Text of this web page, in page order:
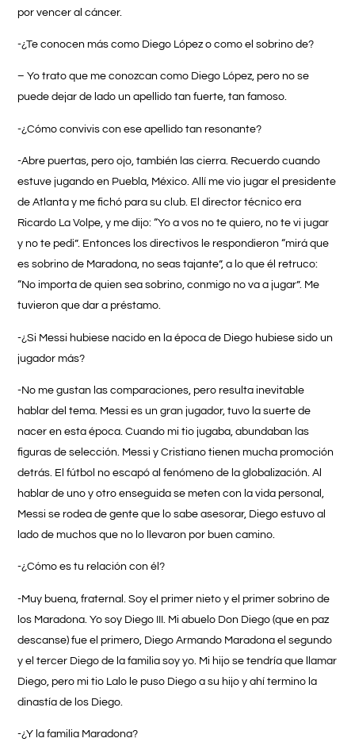
por vencer al cáncer.
-¿Te conocen más como Diego López o como el sobrino de?
– Yo trato que me conozcan como Diego López, pero no se
puede dejar de lado un apellido tan fuerte, tan famoso.
-¿Cómo convivis con ese apellido tan resonante?
-Abre puertas, pero ojo, también las cierra. Recuerdo cuando
estuve jugando en Puebla, México. Allí me vio jugar el presidente
de Atlanta y me fichó para su club. El director técnico era
Ricardo La Volpe, y me dijo: “Yo a vos no te quiero, no te vi jugar
y no te pedi”. Entonces los directivos le respondieron “mirá que
es sobrino de Maradona, no seas tajante”, a lo que él retruco:
“No importa de quien sea sobrino, conmigo no va a jugar”. Me
tuvieron que dar a préstamo.
-¿Si Messi hubiese nacido en la época de Diego hubiese sido un
jugador más?
-No me gustan las comparaciones, pero resulta inevitable
hablar del tema. Messi es un gran jugador, tuvo la suerte de
nacer en esta época. Cuando mi tio jugaba, abundaban las
figuras de selección. Messi y Cristiano tienen mucha promoción
detrás. El fútbol no escapó al fenómeno de la globalización. Al
hablar de uno y otro enseguida se meten con la vida personal,
Messi se rodea de gente que lo sabe asesorar, Diego estuvo al
lado de muchos que no lo llevaron por buen camino.
-¿Cómo es tu relación con él?
-Muy buena, fraternal. Soy el primer nieto y el primer sobrino de
los Maradona. Yo soy Diego III. Mi abuelo Don Diego (que en paz
descanse) fue el primero, Diego Armando Maradona el segundo
y el tercer Diego de la familia soy yo. Mi hijo se tendría que llamar
Diego, pero mi tio Lalo le puso Diego a su hijo y ahí termino la
dinastía de los Diego.
-¿Y la familia Maradona?